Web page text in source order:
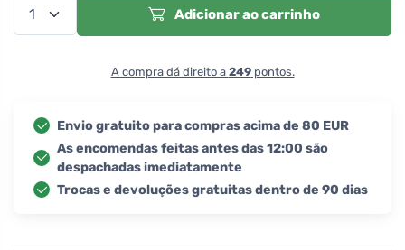
Adicionar ao carrinho
A compra dá direito a 249pontos.
Envio gratuito para compras acima de 80 EUR
As encomendas feitas antes das 12:00 são
despachadas imediatamente
Trocas e devoluções gratuitas dentro de 90 dias